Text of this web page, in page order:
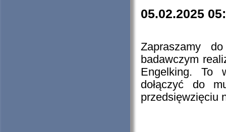
05.02.2025
Zapraszamy
badawczym
Engelking. To
dołączyć do
przedsięwzięciu